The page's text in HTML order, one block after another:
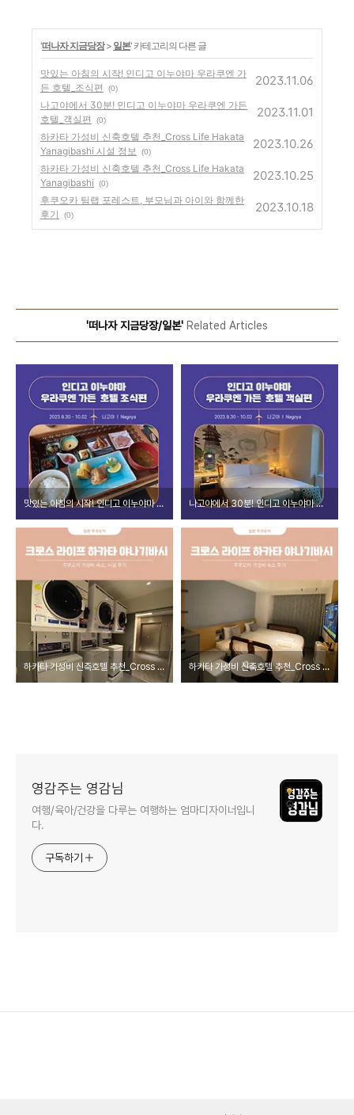
'떠나자 지금당장> 일본' 카테고리의 다른 글
맛있는 아침의 시작! 인디고 이누야마 우라쿠엔 가
든 호텔_조식편
(0)
2023.11.06
나고야에서 30분! 인디고 이누야마 우라쿠엔 가든
호텔_객실편
(0)
2023.11.01
하카타 가성비 신축호텔 추천_Cross Life Hakata
Yanagibashi 시설 정보
(0)
2023.10.26
하카타 가성비 신축호텔 추천_Cross Life Hakata
Yanagibashi
(0)
2023.10.25
후쿠오카 팀랩 포레스트, 부모님과 아이와 함께한
후기
(0)
2023.10.18
'떠나자 지금당장/일본' Related Articles
맛있는 아침의 시작! 인디고 이누야마 우라쿠엔 가든 호텔_조식편 나고야에서 30분! 인디고 이누야마 우라쿠엔 가든 호텔_객실편
하카타 가성비 신축호텔 추천_Cross Life Hakata Yanagibashi 시설 정보 하카타 가성비 신축호텔 추천_Cross Life Hakata Yanagibashi
영감주는 영감님
여행/육아/건강을 다루는 여행하는 엄마디자이너입니
다.
구독하기